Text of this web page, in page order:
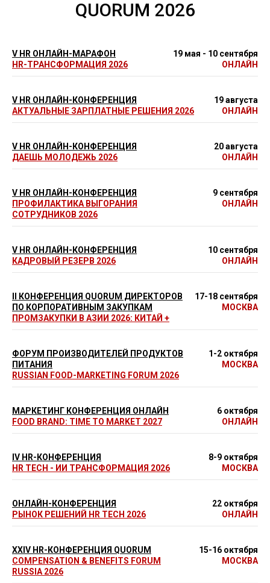
QUORUM 2026
V HR ОНЛАЙН-МАРАФОН
HR-ТРАНСФОРМАЦИЯ 2026
19 мая - 10 сентября
ОНЛАЙН
V HR ОНЛАЙН-КОНФЕРЕНЦИЯ
АКТУАЛЬНЫЕ ЗАРПЛАТНЫЕ РЕШЕНИЯ 2026
19 августа
ОНЛАЙН
V HR ОНЛАЙН-КОНФЕРЕНЦИЯ
ДАЕШЬ МОЛОДЕЖЬ 2026
20 августа
ОНЛАЙН
V HR ОНЛАЙН-КОНФЕРЕНЦИЯ
ПРОФИЛАКТИКА ВЫГОРАНИЯ
СОТРУДНИКОВ 2026
9 сентября
ОНЛАЙН
V HR ОНЛАЙН-КОНФЕРЕНЦИЯ
КАДРОВЫЙ РЕЗЕРВ 2026
10 сентября
ОНЛАЙН
II КОНФЕРЕНЦИЯ QUORUM ДИРЕКТОРОВ
ПО КОРПОРАТИВНЫМ ЗАКУПКАМ
ПРОМЗАКУПКИ В АЗИИ 2026: КИТАЙ +
17-18 сентября
МОСКВА
ФОРУМ ПРОИЗВОДИТЕЛЕЙ ПРОДУКТОВ
ПИТАНИЯ
RUSSIAN FOOD-MARKETING FORUM 2026
1-2 октября
МОСКВА
МАРКЕТИНГ КОНФЕРЕНЦИЯ ОНЛАЙН
FOOD BRAND: TIME TO MARKET 2027
6 октября
ОНЛАЙН
IV HR-КОНФЕРЕНЦИЯ
HR TECH - ИИ ТРАНСФОРМАЦИЯ 2026
8-9 октября
МОСКВА
ОНЛАЙН-КОНФЕРЕНЦИЯ
РЫНОК РЕШЕНИЙ HR TECH 2026
22 октября
ОНЛАЙН
XXIV HR-КОНФЕРЕНЦИЯ QUORUM
COMPENSATION & BENEFITS FORUM
RUSSIA 2026
15-16 октября
МОСКВА